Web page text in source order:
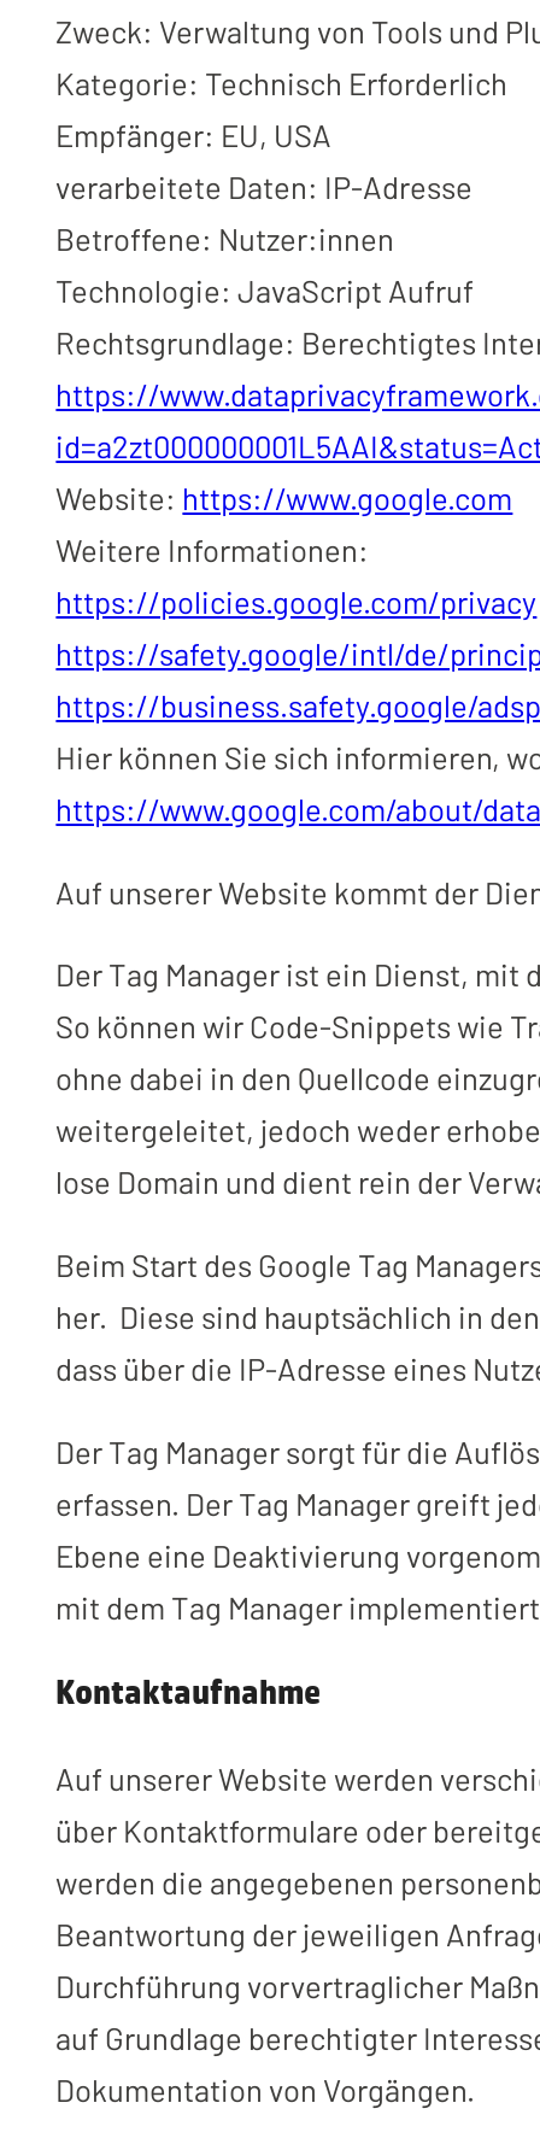
Zweck: Verwaltung von Tools und
Kategorie: Technisch Erforderlich
Empfänger: EU, USA
verarbeitete Daten: IP-Adresse
Betroffene: Nutzer:innen
Technologie: JavaScript Aufruf
Rechtsgrundlage: Berechtigtes
https://
Website: https://www.google.com
Weitere Informationen:
https://policies.google.com/privacy
https://safety.google/intl/de/
https://business.safety.google/
Hier können Sie sich informieren,
https://www.google.com/about/
Auf unserer Website kommt der
Der Tag Manager ist ein Dienst,
So können wir Code-Snippets wie
ohne dabei in den Quellcode
weitergeleitet, jedoch weder
lose Domain und dient rein der
Beim Start des Google Tag
her. Diese sind hauptsächlich in
dass über die IP-Adresse eines
Der Tag Manager sorgt für die
erfassen. Der Tag Manager greift
Ebene eine Deaktivierung
mit dem Tag Manager
Kontaktaufnahme
Auf unserer Website werden
über Kontaktformulare oder
werden die angegebenen
Beantwortung der jeweiligen
Durchführung vorvertraglicher
auf Grundlage berechtigter
Dokumentation von Vorgängen.